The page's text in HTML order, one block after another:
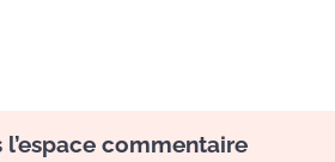
l’espace commentaire